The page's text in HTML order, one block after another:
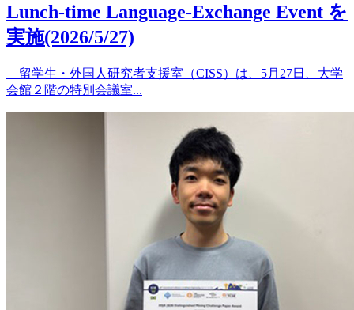
Lunch-time Language-Exchange Event を
実施(2026/5/27)
留学生・外国人研究者支援室（CISS）は、5月27日、大学
会館２階の特別会議室...